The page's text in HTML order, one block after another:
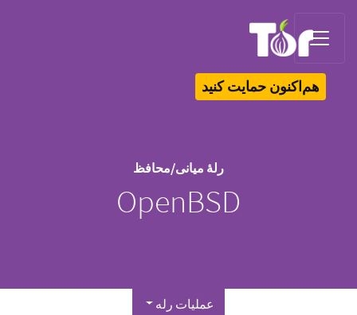
هم‌اکنون حمایت کنید
رلهٔ میانی/محافظ
OpenBSD
عملیات رله